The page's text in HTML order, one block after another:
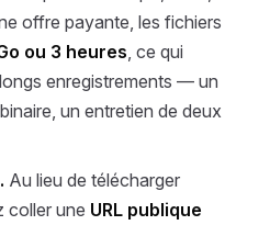
offre payante, les fichiers
ou 3 heures, ce qui
enregistrements — un
un entretien de deux
Au lieu de télécharger
coller une URL publique